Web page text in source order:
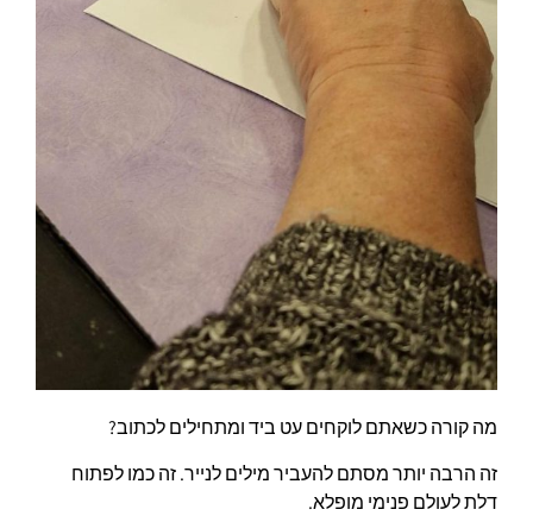
מה קורה כשאתם לוקחים עט ביד ומתחילים לכתוב?
זה הרבה יותר מסתם להעביר מילים לנייר. זה כמו לפתוח
דלת לעולם פנימי מופלא.